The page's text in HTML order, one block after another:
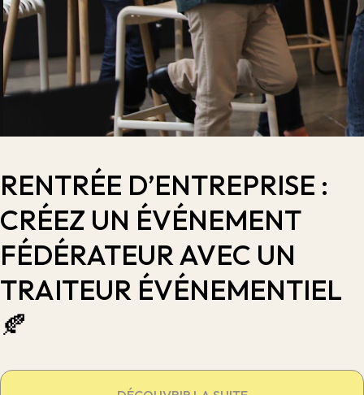
RENTRÉE D’ENTREPRISE :
CRÉEZ UN ÉVÉNEMENT
FÉDÉRATEUR AVEC UN
TRAITEUR ÉVÉNEMENTIEL
🍂